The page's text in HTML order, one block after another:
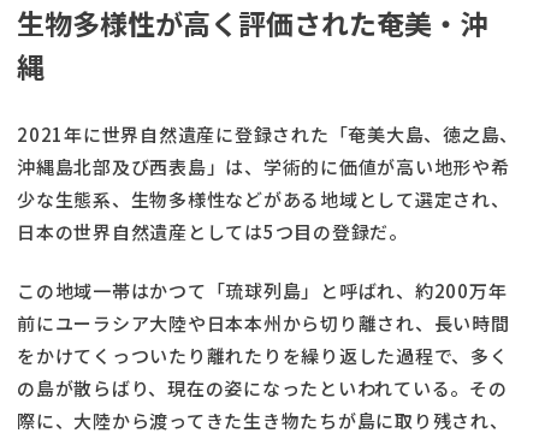
生物多様性が高く評価された奄美・沖
縄
2021年に世界自然遺産に登録された「奄美大島、徳之島、
沖縄島北部及び西表島」は、学術的に価値が高い地形や希
少な生態系、生物多様性などがある地域として選定され、
日本の世界自然遺産としては5つ目の登録だ。
この地域一帯はかつて「琉球列島」と呼ばれ、約200万年
前にユーラシア大陸や日本本州から切り離され、長い時間
をかけてくっついたり離れたりを繰り返した過程で、多く
の島が散らばり、現在の姿になったといわれている。その
際に、大陸から渡ってきた生き物たちが島に取り残され、